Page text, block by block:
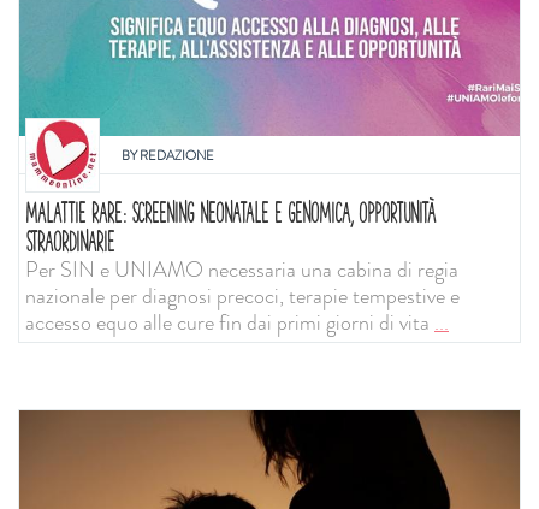
BYREDAZIONE
MALATTIE RARE: SCREENING NEONATALE E GENOMICA, OPPORTUNITÀ
STRAORDINARIE
Per SIN e UNIAMO necessaria una cabina di regia
nazionale per diagnosi precoci, terapie tempestive e
accesso equo alle cure fin dai primi giorni di vita ...